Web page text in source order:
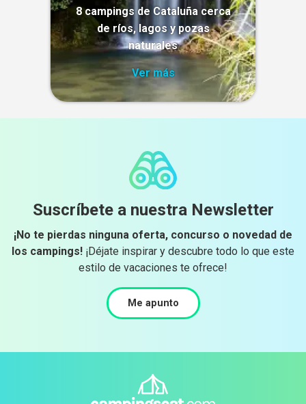
8 campings de Cataluña cerca
de ríos, lagos y pozas
naturales
Ver más
Suscríbete a nuestra Newsletter
¡No te pierdas ninguna oferta, concurso o novedad de
los campings! ¡Déjate inspirar y descubre todo lo que este
estilo de vacaciones te ofrece!
Me apunto